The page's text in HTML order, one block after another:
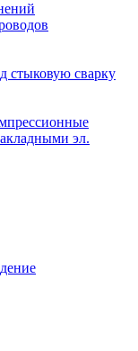
сварку
эл.